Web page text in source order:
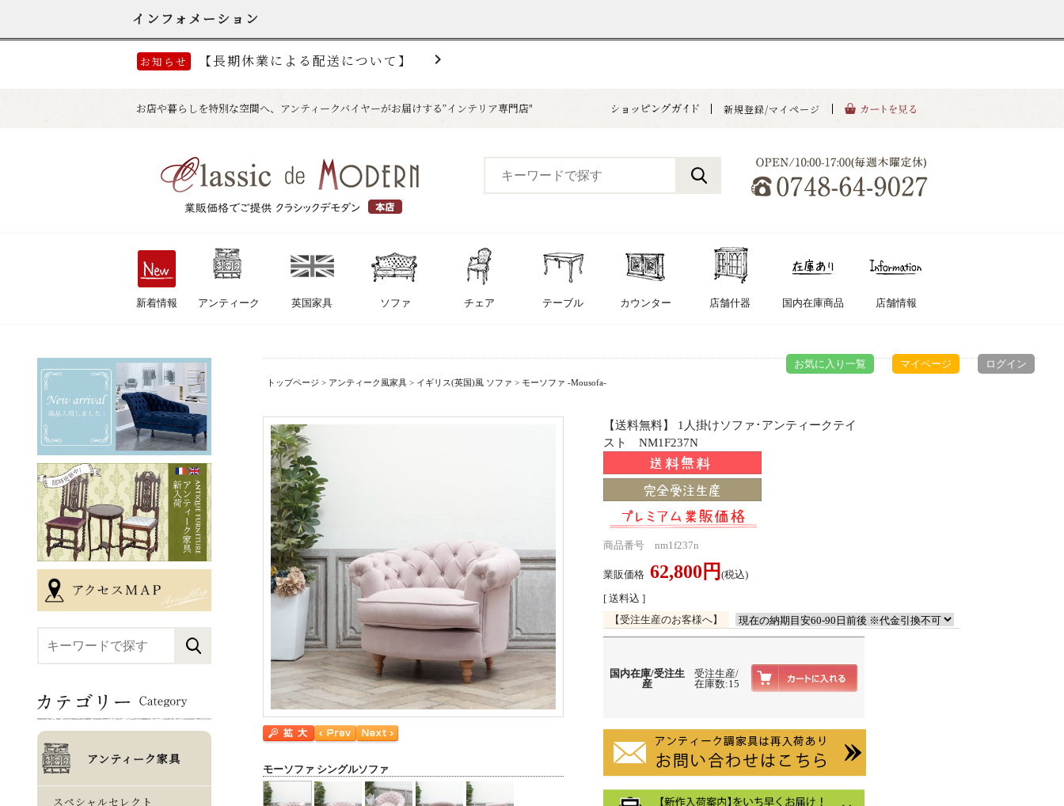
お気に入り一覧 マイページ ログイン
トップページ > アンティーク風家具 > イギリス(英国)風 ソファ > モーソファ -Mousofa-
【送料無料】 1人掛けソファ･アンティークテイ
スト NM1F237N
商品番号 nm1f237n
業販価格 62,800円 (税込)
[ 送料込 ]
【受注生産のお客様へ】
国内在庫/受注生
産
受注生産/
在庫数:15
モーソファ シングルソファ